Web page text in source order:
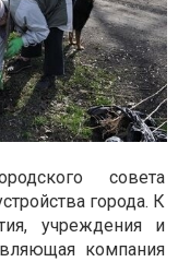
совета
города. К
учреждения и
компания